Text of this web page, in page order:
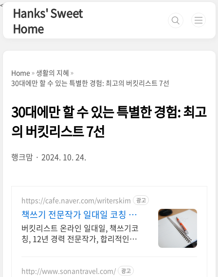
<--핀터레스트-->
본문 바로가기
Hanks' Sweet
Home
Home
생활의 지혜
30대에만 할 수 있는 특별한 경험: 최고의 버킷리스트 7선
30대에만 할 수 있는 특별한 경험: 최고
의 버킷리스트 7선
행크맘 2024. 10. 24.
https://cafe.naver.com/writerskim 광고
책쓰기 전문작가 일대일 코칭 16
년째 예비작가의 멘토
버킷리스트 온라인 일대일, 책쓰기코
칭, 12년 경력 전문작가, 합리적인 코
http://www.sonantravel.com/ 광고